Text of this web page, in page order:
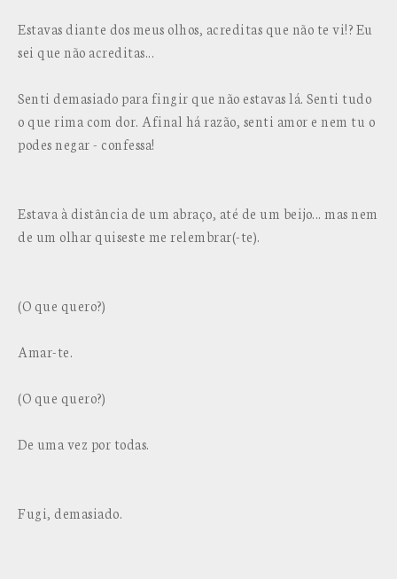
Estavas diante dos meus olhos, acreditas que não te vi!? Eu
sei que não acreditas...
Senti demasiado para fingir que não estavas lá. Senti tudo
o que rima com dor. Afinal há razão, senti amor e nem tu o
podes negar - confessa!
Estava à distância de um abraço, até de um beijo... mas nem
de um olhar quiseste me relembrar(-te).
(O que quero?)
Amar-te.
(O que quero?)
De uma vez por todas.
Fugi, demasiado.